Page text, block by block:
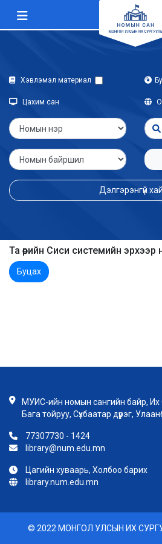
Хэвлэмэл материал
Цахим сан
Дэлгэрэнгүй
Та өөрийн Сиси системийн эрхээр
Буцах
МУИС-ийн номын сангийн байр, Их
Бага тойруу, Сүхбаатар дүүрэг,
77307730 - 1424
library@num.edu.mn
Цагийн хуваарь, Холбоо барих
library.num.edu.mn
© 2022 МОНГОЛ УЛСЫН ИХ